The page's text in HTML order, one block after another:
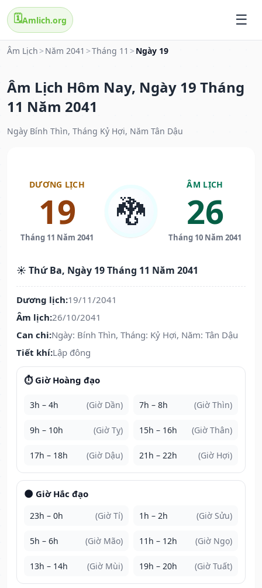
🗓️Amlich.org
Âm Lịch > Năm 2041 >Tháng 11 > Ngày 19
Âm Lịch Hôm Nay, Ngày 19 Tháng
11 Năm 2041
Ngày Bính Thìn, Tháng Kỷ Hợi, Năm Tân Dậu
DƯƠNG LỊCH
19
Tháng 11 Năm 2041
🐉
ÂM LỊCH
26
Tháng 10 Năm 2041
☀️ Thứ Ba, Ngày 19 Tháng 11 Năm 2041
Dương lịch:19/11/2041
Âm lịch:26/10/2041
Can chi:Ngày: Bính Thìn, Tháng: Kỷ Hợi, Năm: Tân Dậu
Tiết khí:Lập đông
⏱️ Giờ Hoàng đạo
3h – 4h (Giờ Dần) 7h – 8h (Giờ Thìn)
9h – 10h (Giờ Tỵ) 15h – 16h (Giờ Thân)
17h – 18h (Giờ Dậu) 21h – 22h (Giờ Hợi)
🌑 Giờ Hắc đạo
23h – 0h (Giờ Tí) 1h – 2h (Giờ Sửu)
5h – 6h (Giờ Mão) 11h – 12h (Giờ Ngọ)
13h – 14h (Giờ Mùi) 19h – 20h (Giờ Tuất)